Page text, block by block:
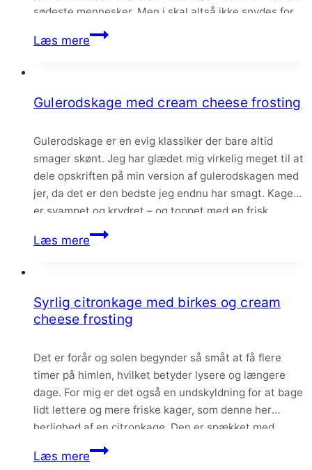
sødeste mennesker. Men i skal altså ikke snydes for
en søndagsopskrift omend den…
Læs mereSquashkage
hasselnødder
Gulerodskage med cream cheese frosting
Gulerodskage er en evig klassiker der bare altid
smager skønt. Jeg har glædet mig virkelig meget til at
dele opskriften på min version af gulerodskagen med
jer, da det er den bedste jeg endnu har smagt. Kagen
er svampet og krydret – og toppet med en frisk
ostecreme med hvid chokolade.
Læs mereGulerodskage
frosting
Syrlig citronkage med birkes og cream
cheese frosting
Det er forår og solen begynder så småt at få flere
timer på himlen, hvilket betyder lysere og længere
dage. For mig er det også en undskyldning for at bage
lidt lettere og mere friske kager, som denne her
herlighed af en citronkage. Den er spækket med
citrus, knasende birkes og så får den følgesvend…
Læs mereSyrlig